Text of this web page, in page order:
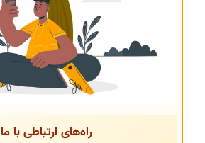
راه‌های ارتباطی با ما